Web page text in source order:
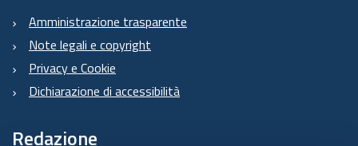
Amministrazione trasparente
Note legali e copyright
Privacy e Cookie
Dichiarazione di accessibilità
Redazione